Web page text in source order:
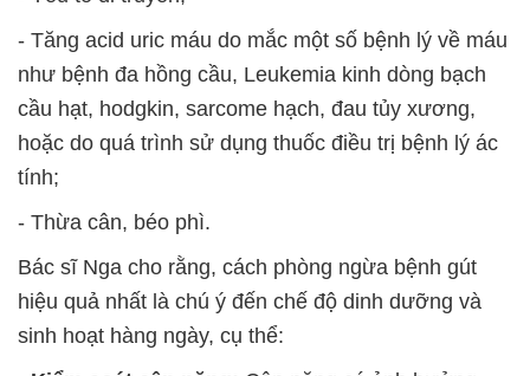
- Tăng acid uric máu do mắc một số bệnh lý về máu
như bệnh đa hồng cầu, Leukemia kinh dòng bạch
cầu hạt, hodgkin, sarcome hạch, đau tủy xương,
hoặc do quá trình sử dụng thuốc điều trị bệnh lý ác
tính;
- Thừa cân, béo phì.
Bác sĩ Nga cho rằng, cách phòng ngừa bệnh gút
hiệu quả nhất là chú ý đến chế độ dinh dưỡng và
sinh hoạt hàng ngày, cụ thể: